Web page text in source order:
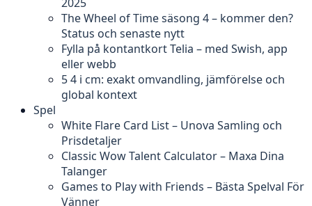
The Wheel of Time säsong 4 – kommer den?
Status och senaste nytt
Fylla på kontantkort Telia – med Swish, app
eller webb
5 4 i cm: exakt omvandling, jämförelse och
global kontext
Spel
White Flare Card List – Unova Samling och
Prisdetaljer
Classic Wow Talent Calculator – Maxa Dina
Talanger
Games to Play with Friends – Bästa Spelval För
Vänner